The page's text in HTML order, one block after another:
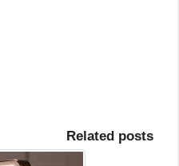
Related posts